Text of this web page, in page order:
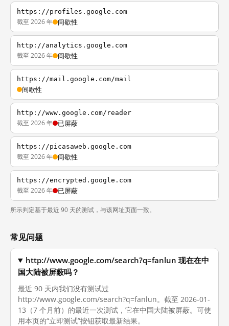
https://profiles.google.com
截至 2026 年 间歇性
http://analytics.google.com
截至 2026 年 间歇性
https://mail.google.com/mail
间歇性
http://www.google.com/reader
截至 2026 年 已屏蔽
https://picasaweb.google.com
截至 2026 年 间歇性
https://encrypted.google.com
截至 2026 年 已屏蔽
所示判定基于最近 90 天的测试，与该网址页面一致。
常见问题
http://www.google.com/search?q=fanlun 现在在中
国大陆被屏蔽吗？
最近 90 天内我们没有测试过
http://www.google.com/search?q=fanlun。截至 2026-01-
13（7 个月前）的最近一次测试，它在中国大陆被屏蔽。可使
用本页的“立即测试”按钮获取最新结果。